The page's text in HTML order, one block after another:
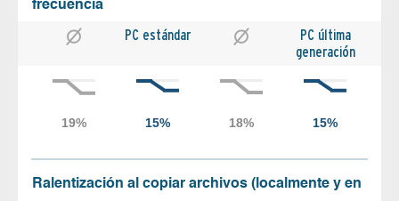
frecuencia
PC estándar
PC última
generación
Ralentización al copiar archivos (localmente y en